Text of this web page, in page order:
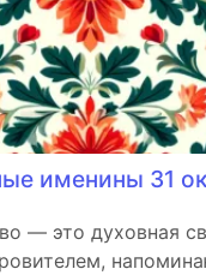
именины 31
— это духовная